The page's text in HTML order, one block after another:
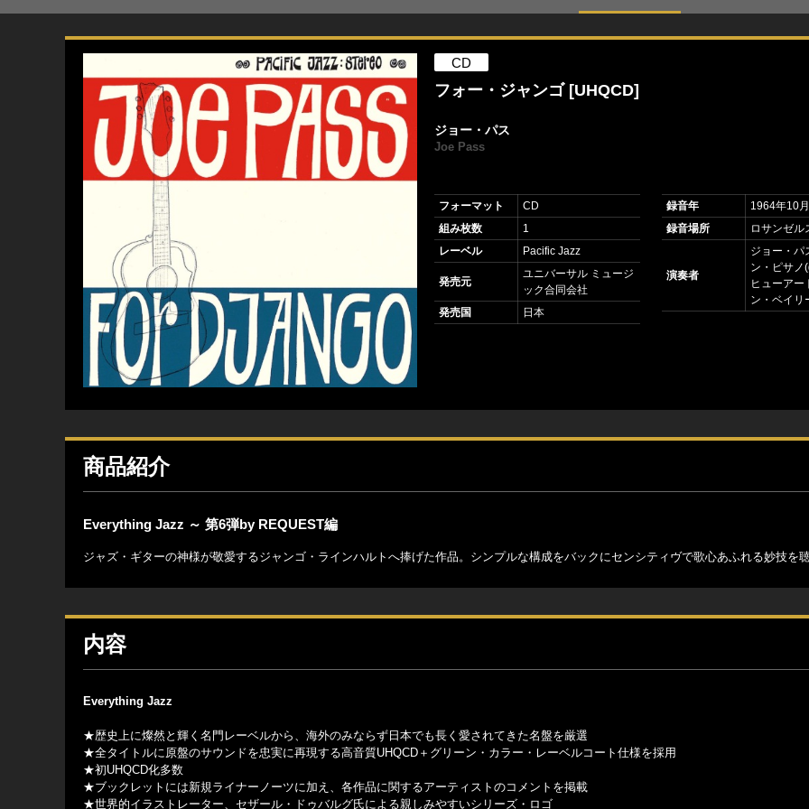
CD
フォー・ジャンゴ [UHQCD]
ジョー・パス
Joe Pass
フォーマット
CD
組み枚数
1
レーベル
Pacific Jazz
発売元
ユニバーサル ミュージ
ック合同会社
発売国
日本
録音年
1964年10月
録音場所
ロサンゼル
演奏者
ジョー・パ
ン・ピサノ
ヒューアー
ン・ベイリ
商品紹介
Everything Jazz ～ 第6弾by REQUEST編
ジャズ・ギターの神様が敬愛するジャンゴ・ラインハルトへ捧げた作品。シンプルな構成をバックにセンシティヴで歌心あふれる妙技を聴
内容
Everything Jazz
★歴史上に燦然と輝く名門レーベルから、海外のみならず日本でも長く愛されてきた名盤を厳選
★全タイトルに原盤のサウンドを忠実に再現する高音質UHQCD＋グリーン・カラー・レーベルコート仕様を採用
★初UHQCD化多数
★ブックレットには新規ライナーノーツに加え、各作品に関するアーティストのコメントを掲載
★世界的イラストレーター、セザール・ドゥバルグ氏による親しみやすいシリーズ・ロゴ